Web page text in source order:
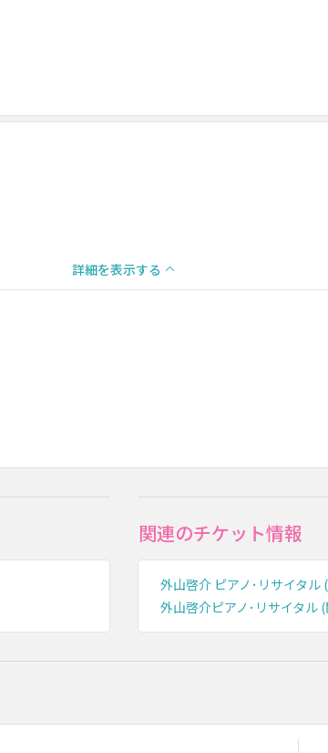
詳細を表示する
関連のチケット情報
外山啓介 ピアノ･リサイタル
外山啓介ピアノ･リサイタル